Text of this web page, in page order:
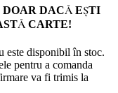
DACĂ EŞTI
CARTE!
este disponibil în stoc.
pentru a comanda
va fi trimis la